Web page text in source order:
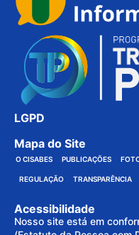
LGPD
Mapa do Site
O CISABES PUBLICAÇÕES
REGULAÇÃO TRANSPARÊNCIA
Acessibilidade
Nosso site está em